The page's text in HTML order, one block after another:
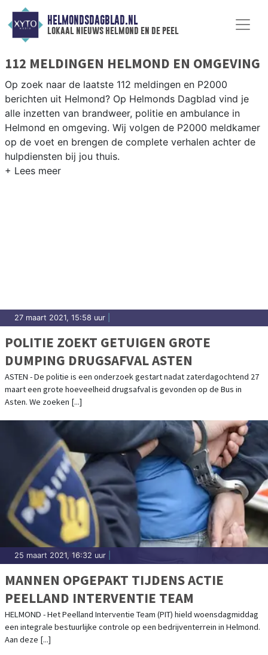
HELMONDSDAGBLAD.NL
lokaal nieuws helmond en de peel
112 MELDINGEN HELMOND EN OMGEVING
Op zoek naar de laatste 112 meldingen en P2000
berichten uit Helmond? Op Helmonds Dagblad vind je
alle inzetten van brandweer, politie en ambulance in
Helmond en omgeving. Wij volgen de P2000 meldkamer
op de voet en brengen de complete verhalen achter de
hulpdiensten bij jou thuis.
27 maart 2021, 15:58 uur
POLITIE ZOEKT GETUIGEN GROTE
DUMPING DRUGSAFVAL ASTEN
ASTEN - De politie is een onderzoek gestart nadat zaterdagochtend 27
maart een grote hoeveelheid drugsafval is gevonden op de Bus in
Asten. We zoeken [...]
25 maart 2021, 16:32 uur
MANNEN OPGEPAKT TIJDENS ACTIE
PEELLAND INTERVENTIE TEAM
HELMOND - Het Peelland Interventie Team (PIT) hield woensdagmiddag
een integrale bestuurlijke controle op een bedrijventerrein in Helmond.
Aan deze [...]